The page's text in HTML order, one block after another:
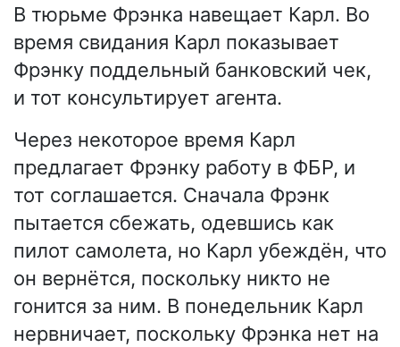
В тюрьме Фрэнка навещает Карл. Во
время свидания Карл показывает
Фрэнку поддельный банковский чек,
и тот консультирует агента.
Через некоторое время Карл
предлагает Фрэнку работу в ФБР, и
тот соглашается. Сначала Фрэнк
пытается сбежать, одевшись как
пилот самолета, но Карл убеждён, что
он вернётся, поскольку никто не
гонится за ним. В понедельник Карл
нервничает, поскольку Фрэнка нет на